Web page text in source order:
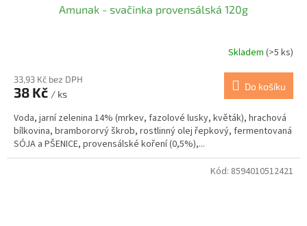
Amunak - svačinka provensálská 120g
Skladem (>5 ks)
33,93 Kč bez DPH
38 Kč / ks
Do košíku
Voda, jarní zelenina 14% (mrkev, fazolové lusky, květák), hrachová
bílkovina, brambororvý škrob, rostlinný olej řepkový, fermentovaná
SÓJA a PŠENICE, provensálské koření (0,5%),...
Kód: 8594010512421